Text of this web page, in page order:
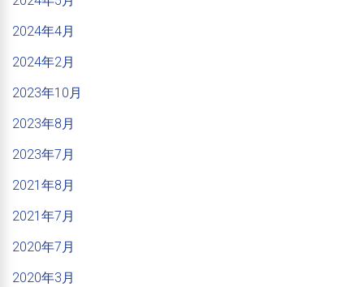
2024年4月
2024年2月
2023年10月
2023年8月
2023年7月
2021年8月
2021年7月
2020年7月
2020年3月